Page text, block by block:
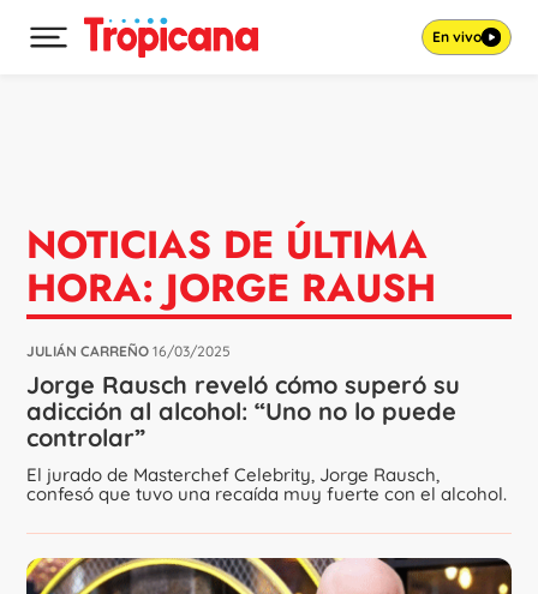
Desplegar menú principal En vivo
NOTICIAS DE ÚLTIMA
HORA: JORGE RAUSH
JULIÁN CARREÑO 16/03/2025
Jorge Rausch reveló cómo superó su
adicción al alcohol: “Uno no lo puede
controlar”
El jurado de Masterchef Celebrity, Jorge Rausch,
confesó que tuvo una recaída muy fuerte con el alcohol.